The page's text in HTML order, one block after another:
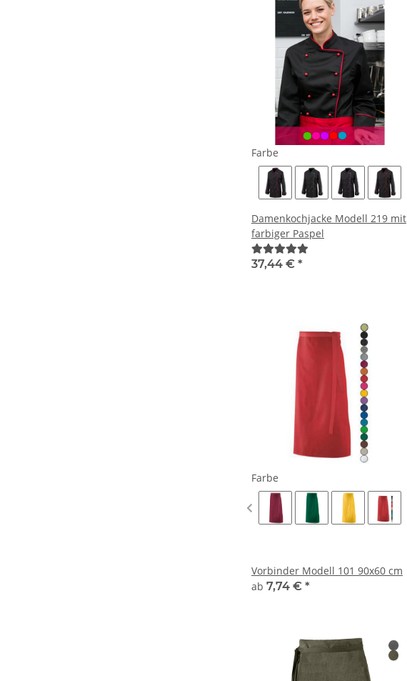
Farbe
Damenkochjacke Modell 219 mit
farbiger Paspel
37,44 € *
Farbe
Vorbinder Modell 101 90x60 cm
ab 7,74 € *